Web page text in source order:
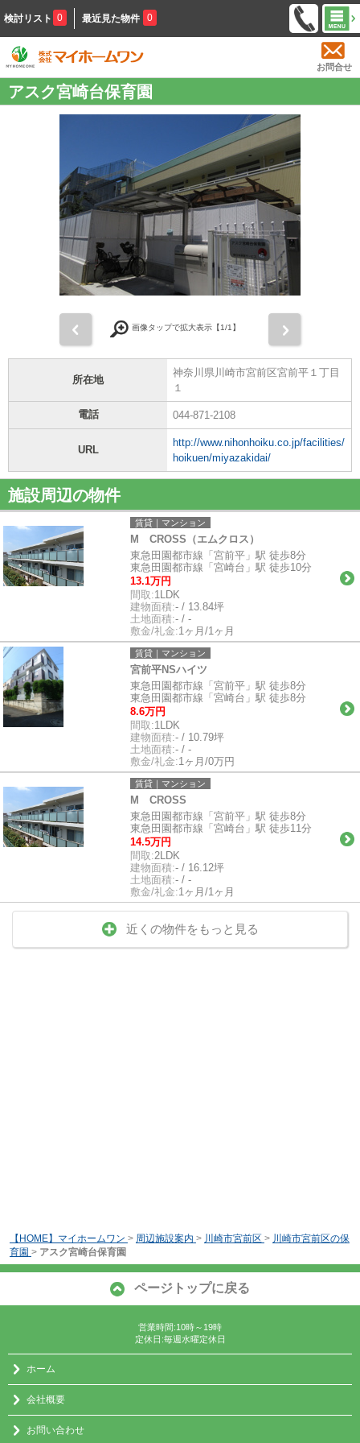
検討リスト 0 最近見た物件 0
お問合せ
アスク宮崎台保育園
画像タップで拡大表示【1/1】
所在地
神奈川県川崎市宮前区宮前平１丁目
１
電話 044-871-2108
URL
http://www.nihonhoiku.co.jp/facilities/
hoikuen/miyazakidai/
施設周辺の物件
賃貸｜マンション
M CROSS（エムクロス）
東急田園都市線「宮前平」駅 徒歩8分
東急田園都市線「宮崎台」駅 徒歩10分
13.1万円
間取:1LDK
建物面積:- / 13.84坪
土地面積:- / -
敷金/礼金:1ヶ月/1ヶ月
賃貸｜マンション
宮前平NSハイツ
東急田園都市線「宮前平」駅 徒歩8分
東急田園都市線「宮崎台」駅 徒歩8分
8.6万円
間取:1LDK
建物面積:- / 10.79坪
土地面積:- / -
敷金/礼金:1ヶ月/0万円
賃貸｜マンション
M CROSS
東急田園都市線「宮前平」駅 徒歩8分
東急田園都市線「宮崎台」駅 徒歩11分
14.5万円
間取:2LDK
建物面積:- / 16.12坪
土地面積:- / -
敷金/礼金:1ヶ月/1ヶ月
近くの物件をもっと見る
【HOME】マイホームワン > 周辺施設案内 > 川崎市宮前区 > 川崎市宮前区の保
育園 > アスク宮崎台保育園
ページトップに戻る
営業時間:10時～19時
定休日:毎週水曜定休日
ホーム
会社概要
お問い合わせ